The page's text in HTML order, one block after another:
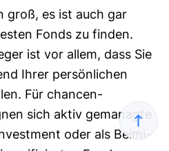
groß, es ist auch gar
Fonds zu finden.
ist vor allem, dass Sie
Ihrer persön­lichen
Für chancen­
sich aktiv gema­nagte
oder als Bei­mi­